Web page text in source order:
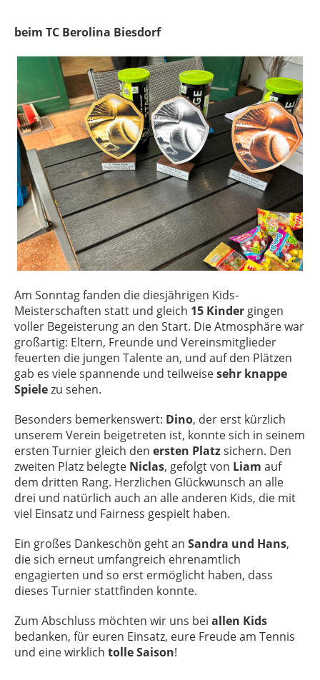
beim TC Berolina Biesdorf
Am Sonntag fanden die diesjährigen Kids-
Meisterschaften statt und gleich 15 Kinder gingen
voller Begeisterung an den Start. Die Atmosphäre war
großartig: Eltern, Freunde und Vereinsmitglieder
feuerten die jungen Talente an, und auf den Plätzen
gab es viele spannende und teilweisesehr knappe
Spielezu sehen.
Besonders bemerkenswert: Dino, der erst kürzlich
unserem Verein beigetreten ist, konnte sich in seinem
ersten Turnier gleich den ersten Platzsichern. Den
zweiten Platz belegte Niclas, gefolgt von Liam auf
dem dritten Rang. Herzlichen Glückwunsch an alle
drei und natürlich auch an alle anderen Kids, die mit
viel Einsatz und Fairness gespielt haben.
Ein großes Dankeschön geht an Sandra und Hans,
die sich erneut umfangreich ehrenamtlich
engagierten und so erst ermöglicht haben, dass
dieses Turnier stattfinden konnte.
Zum Abschluss möchten wir uns bei allen Kids
bedanken, für euren Einsatz, eure Freude am Tennis
und eine wirklich tolle Saison!